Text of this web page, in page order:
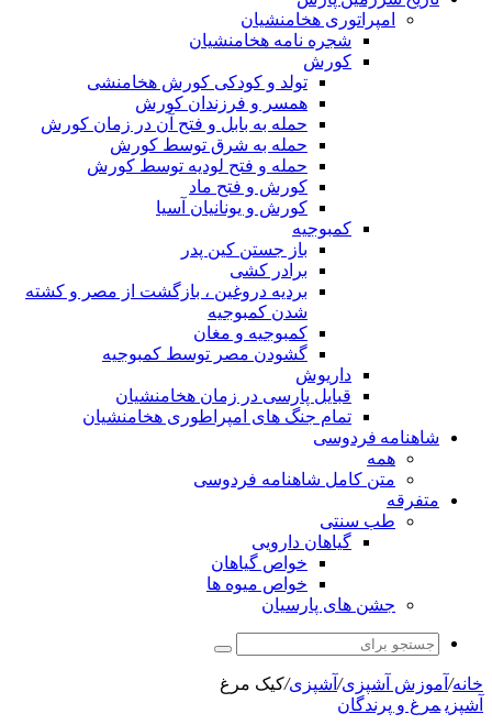
هخامنشیان
شجره نامه هخامنشیان
تولد و کودکی کورش هخامنشی
همسر و فرزندان کورش
حمله به بابل و فتح آن در زمان کورش
حمله به شرق توسط کورش
حمله و فتح لودیه توسط کورش
کورش و فتح ماد
کورش و یونانیان آسیا
باز جستن کین پدر
بردیه دروغین ، بازگشت از مصر و کشته
کمبوجیه و مغان
گشودن مصر توسط کمبوجیه
قبایل پارسی در زمان هخامنشیان
تمام جنگ های امپراطوری هخامنشیان
فردوسی
کامل شاهنامه فردوسی
گیاهان دارویی
خواص گیاهان
خواص میوه ها
های پارسیان
جستجو
/آشپزی /کیک مرغ